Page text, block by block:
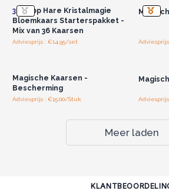
36xHop Hare Kristalmagie
Bloemkaars Starterspakket -
Mix van 36 Kaarsen
Adviesprijs : €14.95/set
Magische Kaarsen -
Bescherming
Adviesprijs : €15.00/Stuk
Meer laden